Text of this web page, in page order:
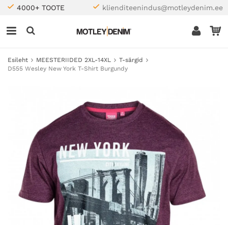
4000+ TOOTE klienditeenindus@motleydenim.ee
Esileht MEESTERIIDED 2XL-14XL
T-särgid
D555 Wesley New York T-Shirt Burgundy